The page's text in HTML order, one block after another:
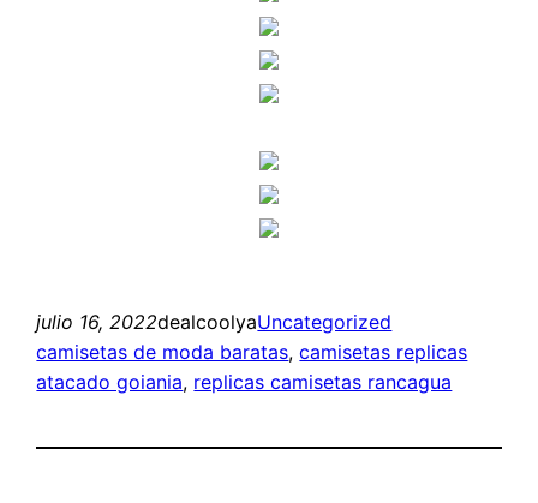
julio 16, 2022dealcoolyaUncategorized
camisetas de moda baratas, camisetas replicas
atacado goiania, replicas camisetas rancagua